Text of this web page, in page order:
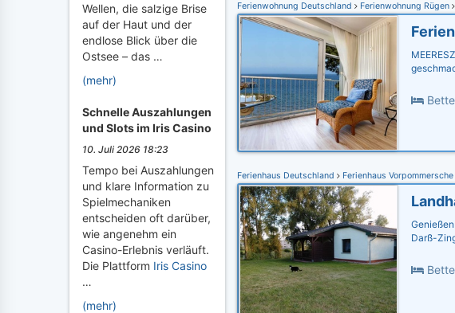
Wellen, die salzige Brise
auf der Haut und der
endlose Blick über die
Ostsee – das …
(mehr)
Schnelle Auszahlungen
und Slots im Iris Casino
10. Juli 2026 18:23
Tempo bei Auszahlungen
und klare Information zu
Spielmechaniken
entscheiden oft darüber,
wie angenehm ein
Casino-Erlebnis verläuft.
Die Plattform Iris Casino
…
(mehr)
Ferienwohnung Deutschland Ferienwohnung Rügen
Ferienhaus Deutschland Ferienhaus
Darß-